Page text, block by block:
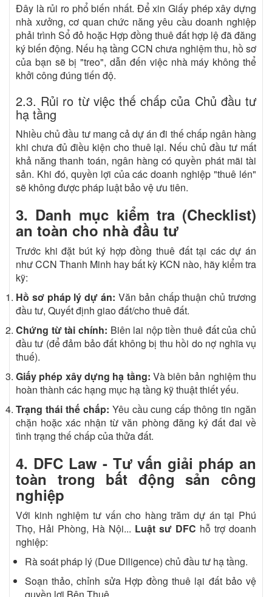
Đây là rủi ro phổ biến nhất. Để xin Giấy phép xây dựng
nhà xưởng, cơ quan chức năng yêu cầu doanh nghiệp
phải trình Sổ đỏ hoặc Hợp đồng thuê đất hợp lệ đã đăng
ký biến động. Nếu hạ tầng CCN chưa nghiệm thu, hồ sơ
của bạn sẽ bị "treo", dẫn đến việc nhà máy không thể
khởi công đúng tiến độ.
2.3. Rủi ro từ việc thế chấp của Chủ đầu tư
hạ tầng
Nhiều chủ đầu tư mang cả dự án đi thế chấp ngân hàng
khi chưa đủ điều kiện cho thuê lại. Nếu chủ đầu tư mất
khả năng thanh toán, ngân hàng có quyền phát mãi tài
sản. Khi đó, quyền lợi của các doanh nghiệp "thuê lén"
sẽ không được pháp luật bảo vệ ưu tiên.
3. Danh mục kiểm tra (Checklist)
an toàn cho nhà đầu tư
Trước khi đặt bút ký hợp đồng thuê đất tại các dự án
như CCN Thanh Minh hay bất kỳ KCN nào, hãy kiểm tra
kỹ:
Hồ sơ pháp lý dự án: Văn bản chấp thuận chủ trương
đầu tư, Quyết định giao đất/cho thuê đất.
Chứng từ tài chính: Biên lai nộp tiền thuê đất của chủ
đầu tư (để đảm bảo đất không bị thu hồi do nợ nghĩa vụ
thuế).
Giấy phép xây dựng hạ tầng: Và biên bản nghiệm thu
hoàn thành các hạng mục hạ tầng kỹ thuật thiết yếu.
Trạng thái thế chấp: Yêu cầu cung cấp thông tin ngăn
chặn hoặc xác nhận từ văn phòng đăng ký đất đai về
tình trạng thế chấp của thửa đất.
4. DFC Law - Tư vấn giải pháp an
toàn trong bất động sản công
nghiệp
Với kinh nghiệm tư vấn cho hàng trăm dự án tại Phú
Thọ, Hải Phòng, Hà Nội... Luật sư DFC hỗ trợ doanh
nghiệp:
Rà soát pháp lý (Due Diligence) chủ đầu tư hạ tầng.
Soạn thảo, chỉnh sửa Hợp đồng thuê lại đất bảo vệ
quyền lợi Bên Thuê.